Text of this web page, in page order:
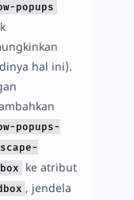
popups
hal ini).
popups-
ke atribut
, jendela